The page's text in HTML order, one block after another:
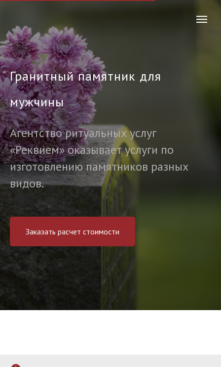
Гранитный памятник для
мужчины
Агентство ритуальных услуг
«Реквием» оказывает услуги по
изготовлению памятников разных
видов.
Заказать расчет стоимости